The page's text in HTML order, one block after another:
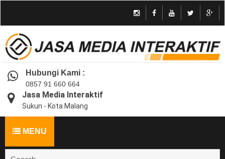
Hubungi Kami :
0857 91 660 664
Jasa Media Interaktif
Sukun - Kota Malang
MENU